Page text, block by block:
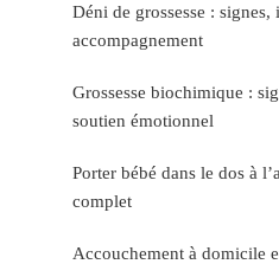
Déni de grossesse : signes,
accompagnement
Grossesse biochimique :
soutien émotionnel
Porter bébé dans le dos à
complet
Accouchement à domicile